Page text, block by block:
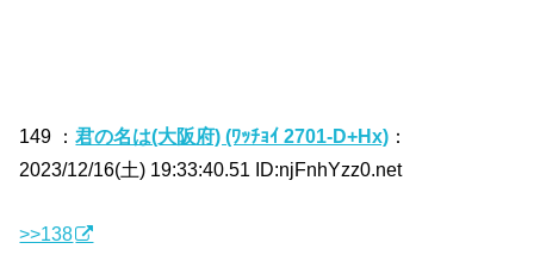
149 ：君の名は(大阪府) (ﾜｯﾁｮｲ 2701-D+Hx) ：
2023/12/16(土) 19:33:40.51 ID:njFnhYzz0.net
>>138